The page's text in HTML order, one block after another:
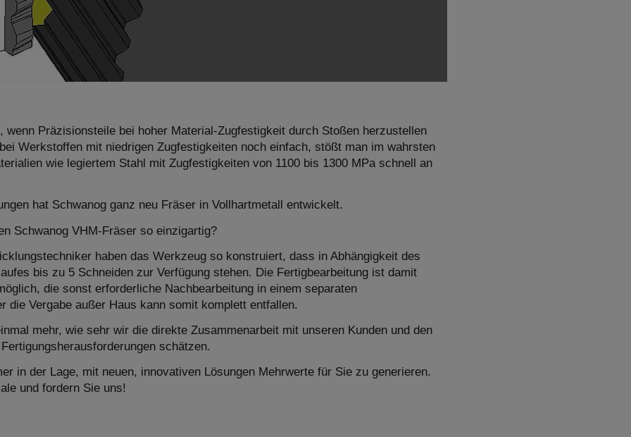
wenn Präzisionsteile bei hoher Material-Zugfestigkeit durch Stoßen herzustellen
Werkstoffen mit niedrigen Zugfestigkeiten noch einfach, stößt man im wahrsten
wie legiertem Stahl mit Zugfestigkeiten von 1100 bis 1300 MPa schnell an
hat Schwanog ganz neu Fräser in Vollhartmetall entwickelt.
Schwanog VHM-Fräser so einzigartig?
haben das Werkzeug so konstruiert, dass in Abhängigkeit des
bis zu 5 Schneiden zur Verfügung stehen. Die Fertigbearbeitung ist damit
die sonst erforderliche Nachbearbeitung in einem separaten
die Vergabe außer Haus kann somit komplett entfallen.
mehr, wie sehr wir die direkte Zusammenarbeit mit unseren Kunden und den
schätzen.
in der Lage, mit neuen, innovativen Lösungen Mehrwerte für Sie zu generieren.
und fordern Sie uns!